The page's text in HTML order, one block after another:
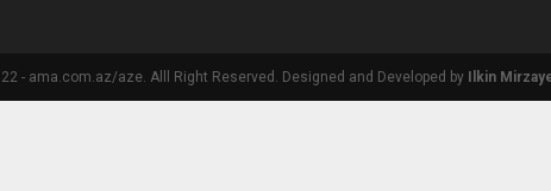
- ama.com.az/aze. Alll Right Reserved. Designed and Developed by Ilkin